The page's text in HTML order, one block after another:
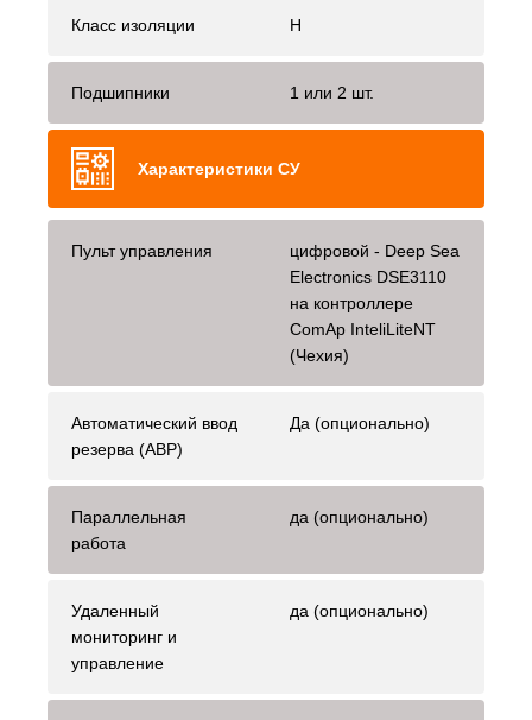
Класс изоляции H
Подшипники 1 или 2 шт.
Характеристики СУ
Пульт управления
цифровой - Deep Sea
Electronics DSE3110
на контроллере
ComAp InteliLiteNT
(Чехия)
Автоматический ввод
резерва (АВР)
Да (опционально)
Параллельная
работа
да (опционально)
Удаленный
мониторинг и
управление
да (опционально)